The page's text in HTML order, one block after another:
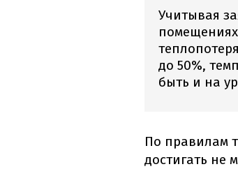
Учитывая
до 50%,
быть и на
По правилам
достигать не